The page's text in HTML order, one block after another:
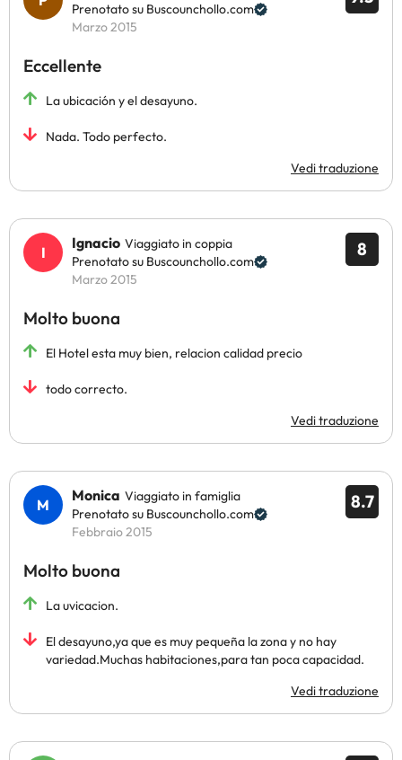
Prenotato su Buscounchollo.com
Marzo 2015
Eccellente
La ubicación y el desayuno.
Nada. Todo perfecto.
Vedi traduzione
8
Ignacio Viaggiato in coppia
Prenotato su Buscounchollo.com
Marzo 2015
Molto buona
El Hotel esta muy bien, relacion calidad precio
todo correcto.
Vedi traduzione
8.7
Monica Viaggiato in famiglia
Prenotato su Buscounchollo.com
Febbraio 2015
Molto buona
La uvicacion.
El desayuno,ya que es muy pequeña la zona y no hay
variedad.Muchas habitaciones,para tan poca capacidad.
Vedi traduzione